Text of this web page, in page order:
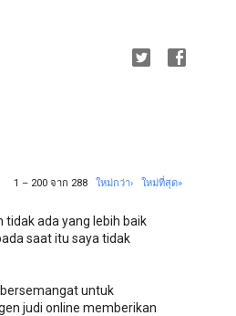
1 – 200 จาก 288 ใหม่กว่า› ใหม่ที่สุด»
tidak ada yang lebih baik
saat itu saya tidak
untuk
judi online memberikan